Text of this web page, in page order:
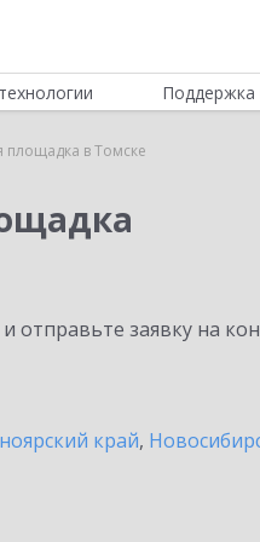
Поддержка
площадка в Томске
заявку на
край,